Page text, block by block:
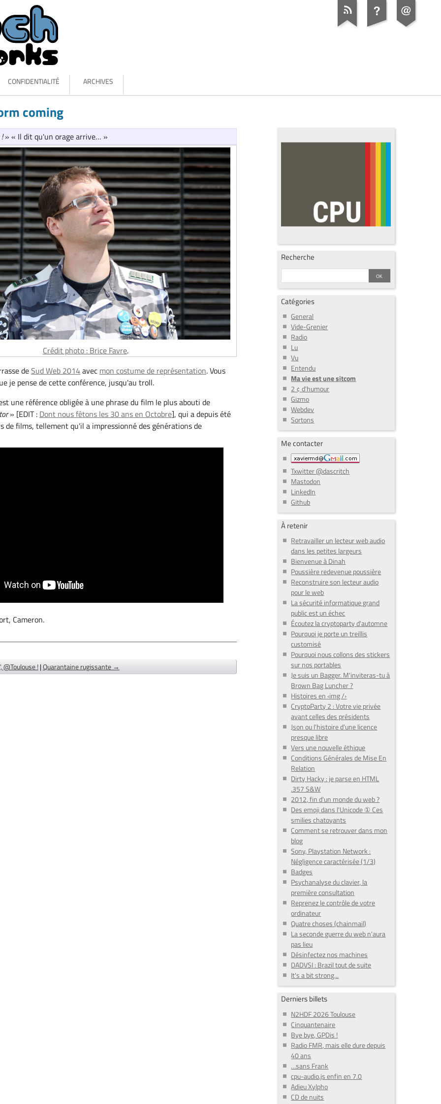
CONFIDENTIALITÉ ARCHIVES
coming
» « Il dit qu'un orage arrive… »
Crédit photo : Brice Favre.
deSud Web 2014avec mon costume de représentation. Vous
je pense de cette conférence, jusqu'au troll.
une référence obligée à une phrase du film le plus abouti de
» [EDIT : Dont nous fêtons les 30 ans en Octobre], qui a depuis été
de films, tellement qu'il a impressionné des générations de
Cameron.
@Toulouse ! |Quarantaine rugissante →
Recherche
Catégories
General
Vide-Grenier
Radio
Lu
Vu
Entendu
Ma vie est une sitcom
2 ¢ d'humour
Gizmo
Webdev
Sortons
Me contacter
Txwitter @dascritch
Mastodon
LinkedIn
Github
À retenir
Retravailler un lecteur web audio
dans les petites largeurs
Bienvenue à Dinah
Poussière redevenue poussière
Reconstruire son lecteur audio
pour le web
La sécurité informatique grand
public est un échec
Écoutez la cryptoparty d'automne
Pourquoi je porte un treillis
customisé
Pourquoi nous collons des stickers
sur nos portables
Je suis un Bagger. M'inviteras-tu à
Brown Bag Luncher ?
Histoires en ‹img /›
CryptoParty 2 : Votre vie privée
avant celles des présidents
Json ou l'histoire d'une licence
presque libre
Vers une nouvelle éthique
Conditions Générales de Mise En
Relation
Dirty Hacky : je parse en HTML
.357 S&W
2012, fin d'un monde du web ?
Des emoji dans l'Unicode ① Ces
smilies chatoyants
Comment se retrouver dans mon
blog
Sony, Playstation Network :
Négligence caractérisée (1/3)
Badges
Psychanalyse du clavier, la
première consultation
Reprenez le contrôle de votre
ordinateur
Quatre choses (chainmail)
La seconde guerre du web n'aura
pas lieu
Désinfectez nos machines
DADVSI : Brazil tout de suite
It's a bit strong...
Derniers billets
N2HDF 2026 Toulouse
Cinquantenaire
Bye bye, GPDis !
Radio FMR, mais elle dure depuis
40 ans
…sans Frank
cpu-audio.js enfin en 7.0
Adieu Xylpho
CD de nuits